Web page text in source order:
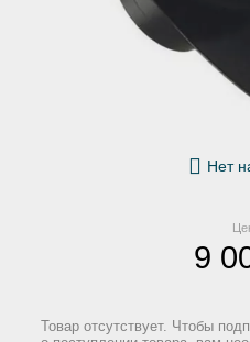
Нет
9
Товар отсутствует. Чтобы